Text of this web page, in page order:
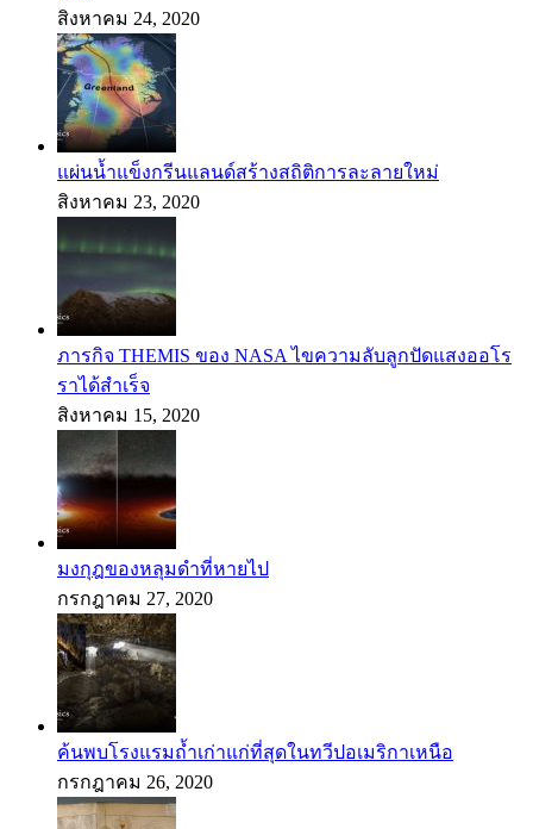
สิงหาคม 24, 2020
แผ่นน้ำแข็งกรีนแลนด์สร้างสถิติการละลายใหม่
สิงหาคม 23, 2020
ภารกิจ THEMIS ของ NASA ไขความลับลูกปัดแสงออโร
ราได้สำเร็จ
สิงหาคม 15, 2020
มงกุฎของหลุมดำที่หายไป
กรกฎาคม 27, 2020
ค้นพบโรงแรมถ้ำเก่าแก่ที่สุดในทวีปอเมริกาเหนือ
กรกฎาคม 26, 2020